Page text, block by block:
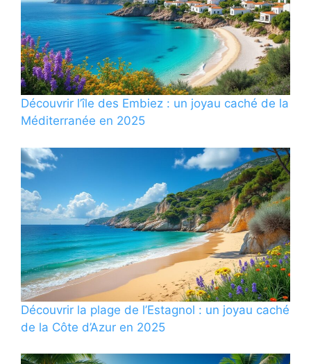
Découvrir l’île des Embiez : un joyau caché de la
Méditerranée en 2025
Découvrir la plage de l’Estagnol : un joyau caché
de la Côte d’Azur en 2025